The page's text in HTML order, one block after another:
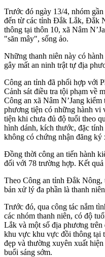
Trước đó ngày 13/4, nhóm
đến từ các tỉnh Đắk Lắk, Đắk
thông tại thôn 10, xã Nâm
"săn mây", sống ảo.
Những thanh niên này có
gây mất an ninh trật tự địa
Công an tỉnh đã phối hợp với
Cảnh sát điều tra tội phạm về
Công an xã Nâm N’Jang
phương tiện có những hành
tiện khi chưa đủ độ tuổi theo
hình dánh, kích thước, đặc
không có chứng nhận đăng ký
Đồng thời công an tiến hành
đối với 78 trường hợp. Kết
Theo Công an tỉnh Đắk Nông,
bản xử lý đa phần là thanh
Trước đó, qua công tác nắm
các nhóm thanh niên, có độ
Lắk và một số địa phương
khu vực khu vực đồi thông tại
đẹp và thường xuyên xuất
buổi sáng sớm.